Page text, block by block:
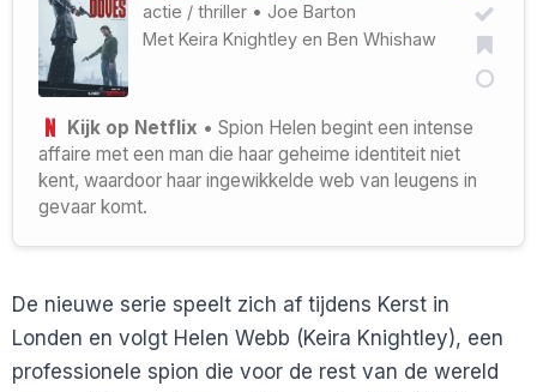
actie / thriller • Joe Barton
Met Keira Knightley en Ben Whishaw
Kijk op Netflix • Spion Helen begint een intense
affaire met een man die haar geheime identiteit niet
kent, waardoor haar ingewikkelde web van leugens in
gevaar komt.
De nieuwe serie speelt zich af tijdens Kerst in
Londen en volgt Helen Webb (Keira Knightley), een
professionele spion die voor de rest van de wereld